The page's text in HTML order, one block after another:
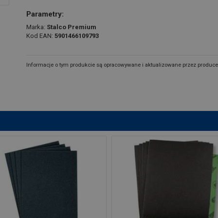
Parametry:
Marka: Stalco Premium
Kod EAN: 5901466109793
Informacje o tym produkcie są opracowywane i aktualizowane przez